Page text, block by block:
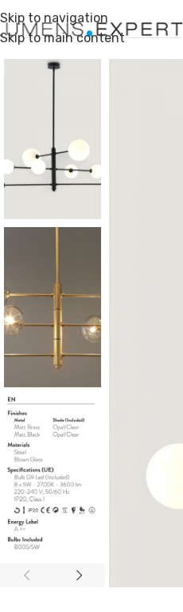
Skip to navigation
Skip to main content